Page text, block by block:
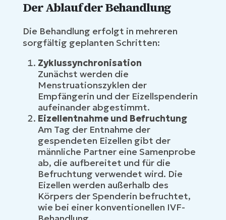
Der Ablauf der Behandlung
Die Behandlung erfolgt in mehreren
sorgfältig geplanten Schritten:
Zyklussynchronisation
Zunächst werden die
Menstruationszyklen der
Empfängerin und der Eizellspenderin
aufeinander abgestimmt.
Eizellentnahme und Befruchtung
Am Tag der Entnahme der
gespendeten Eizellen gibt der
männliche Partner eine Samenprobe
ab, die aufbereitet und für die
Befruchtung verwendet wird. Die
Eizellen werden außerhalb des
Körpers der Spenderin befruchtet,
wie bei einer konventionellen IVF-